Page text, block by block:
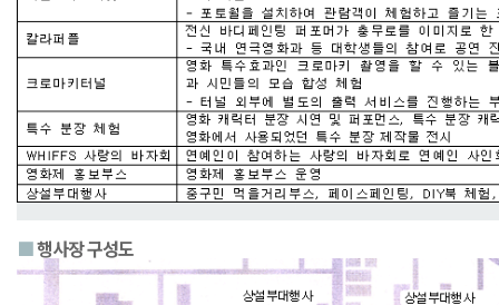
■행사장 구성도